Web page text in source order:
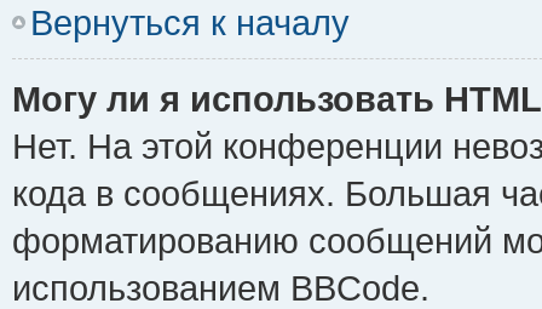
Вернуться к началу
Могу ли я использовать
Нет. На этой конференции
кода в сообщениях. Большая
форматированию сообщений
использованием BBCode.